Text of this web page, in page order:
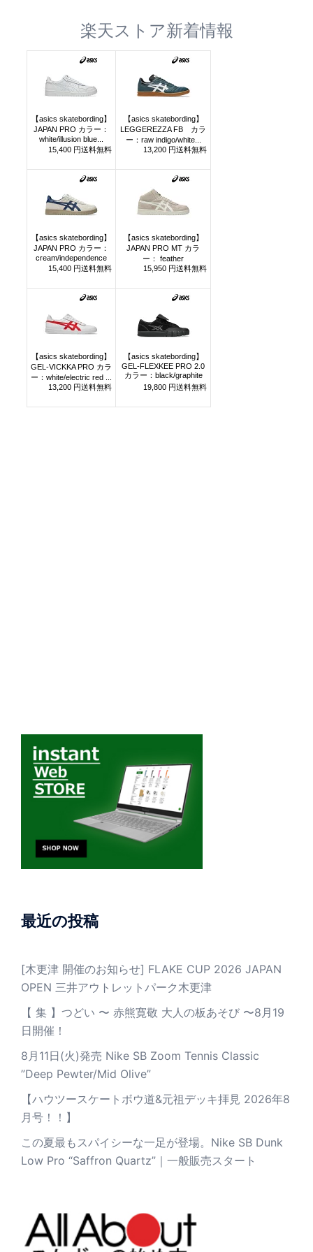
楽天ストア新着情報
最近の投稿
[木更津 開催のお知らせ] FLAKE CUP 2026 JAPAN
OPEN 三井アウトレットパーク木更津
【 集 】つどい 〜 赤熊寛敬 大人の板あそび 〜8月19
日開催！
8月11日(火)発売 Nike SB Zoom Tennis Classic
”Deep Pewter/Mid Olive”
【ハウツースケートボウ道&元祖デッキ拝見 2026年8
月号！！】
この夏最もスパイシーな一足が登場。Nike SB Dunk
Low Pro “Saffron Quartz”｜一般販売スタート